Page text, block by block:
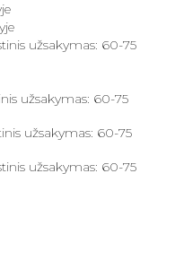
užsakymas: 60-75
užsakymas: 60-75
užsakymas: 60-75
užsakymas: 60-75